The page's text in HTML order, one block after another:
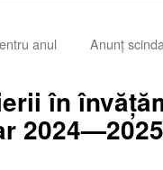
anul
Anunț
în
2024—2025